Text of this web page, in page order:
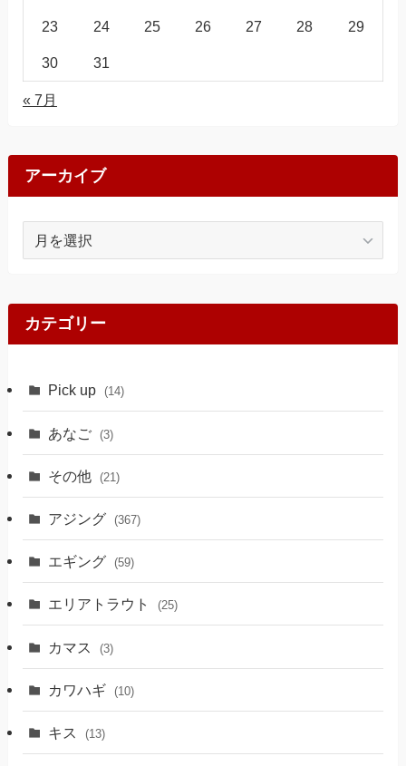
23 24 25 26 27 28 29
30 31
« 7月
アーカイブ
ブ
カテゴリー
Pick up (14)
あなご (3)
その他 (21)
アジング (367)
エギング (59)
エリアトラウト (25)
カマス (3)
カワハギ (10)
キス (13)